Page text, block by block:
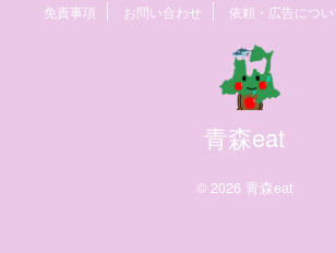
免責事項 お問い合わせ 依頼・広告につい
青森eat
© 2026 青森eat